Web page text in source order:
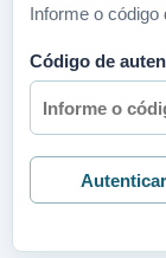
Informe o código
Código de